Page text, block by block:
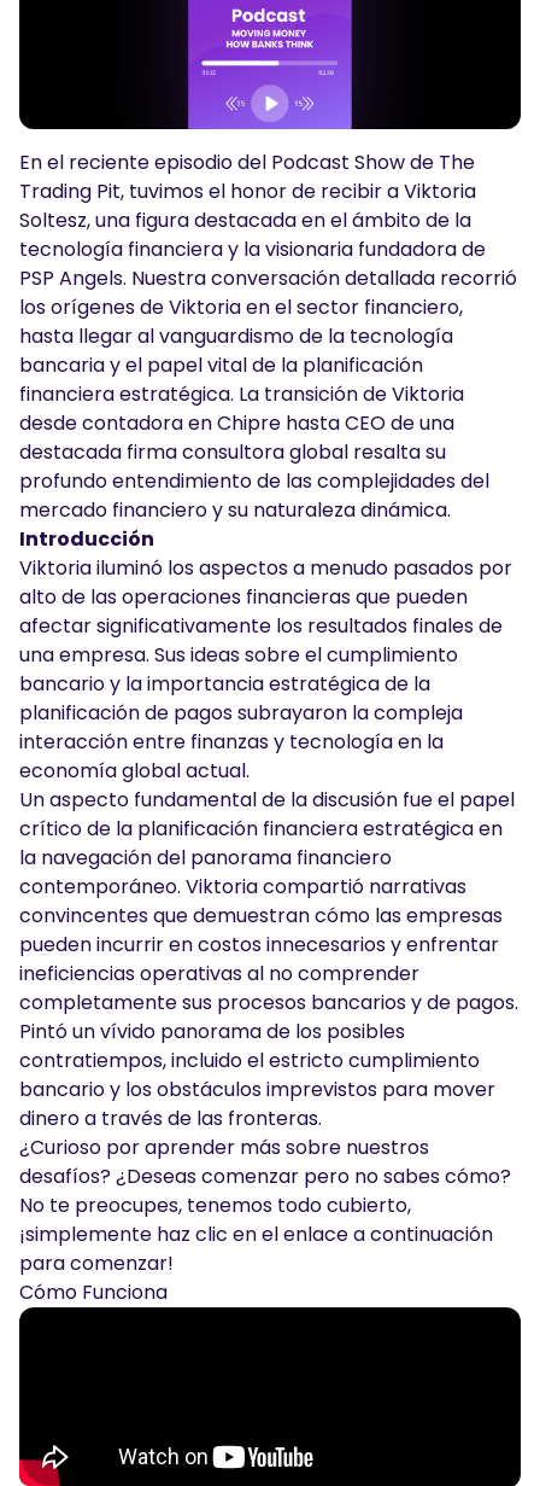
HERRAMIENTAS DE TRADING
Calendario Económico
Horario festivo del mercado
Regístrate
En el reciente episodio del Podcast Show de The
Trading Pit, tuvimos el honor de recibir a Viktoria
Soltesz, una figura destacada en el ámbito de la
tecnología financiera y la visionaria fundadora de
PSP Angels. Nuestra conversación detallada recorrió
los orígenes de Viktoria en el sector financiero,
hasta llegar al vanguardismo de la tecnología
bancaria y el papel vital de la planificación
financiera estratégica. La transición de Viktoria
desde contadora en Chipre hasta CEO de una
destacada firma consultora global resalta su
profundo entendimiento de las complejidades del
mercado financiero y su naturaleza dinámica.
Introducción
Viktoria iluminó los aspectos a menudo pasados por
alto de las operaciones financieras que pueden
afectar significativamente los resultados finales de
una empresa. Sus ideas sobre el cumplimiento
bancario y la importancia estratégica de la
planificación de pagos subrayaron la compleja
interacción entre finanzas y tecnología en la
economía global actual.
Un aspecto fundamental de la discusión fue el papel
crítico de la planificación financiera estratégica en
la navegación del panorama financiero
contemporáneo. Viktoria compartió narrativas
convincentes que demuestran cómo las empresas
pueden incurrir en costos innecesarios y enfrentar
ineficiencias operativas al no comprender
completamente sus procesos bancarios y de pagos.
Pintó un vívido panorama de los posibles
contratiempos, incluido el estricto cumplimiento
bancario y los obstáculos imprevistos para mover
dinero a través de las fronteras.
¿Curioso por aprender más sobre nuestros
desafíos? ¿Deseas comenzar pero no sabes cómo?
No te preocupes, tenemos todo cubierto,
¡simplemente haz clic en el enlace a continuación
para comenzar!
Cómo Funciona